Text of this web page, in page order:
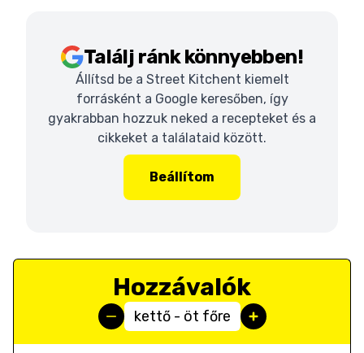
Találj ránk könnyebben!
Állítsd be a Street Kitchent kiemelt
forrásként a Google keresőben, így
gyakrabban hozzuk neked a recepteket és a
cikkeket a találataid között.
Beállítom
Hozzávalók
kettő - öt főre